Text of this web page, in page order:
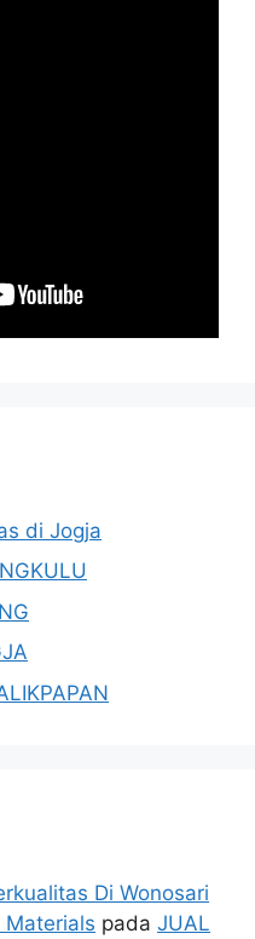
di Jogja
Di Wonosari
Materials pada JUAL